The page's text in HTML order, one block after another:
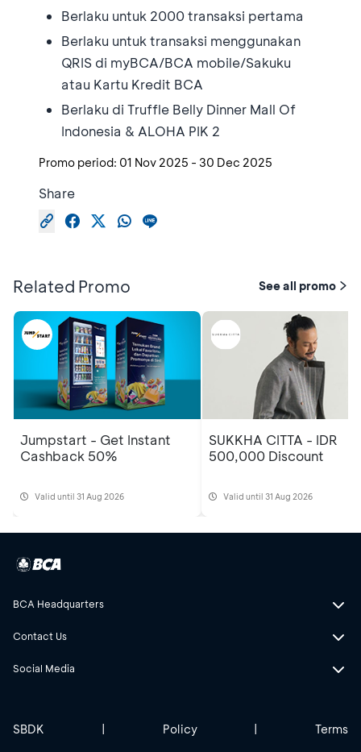
Berlaku untuk 2000 transaksi pertama
Berlaku untuk transaksi menggunakan
QRIS di myBCA/BCA mobile/Sakuku
atau Kartu Kredit BCA
Berlaku di Truffle Belly Dinner Mall Of
Indonesia & ALOHA PIK 2
Promo period: 01 Nov 2025 - 30 Dec 2025
Share
Related Promo See all promo
Jumpstart - Get Instant
Cashback 50%
Valid until 31 Aug 2026
SUKKHA CITTA - IDR
500,000 Discount
Valid until 31 Aug 2026
BCA Headquarters
Contact Us
Social Media
SBDK | Policy | Terms